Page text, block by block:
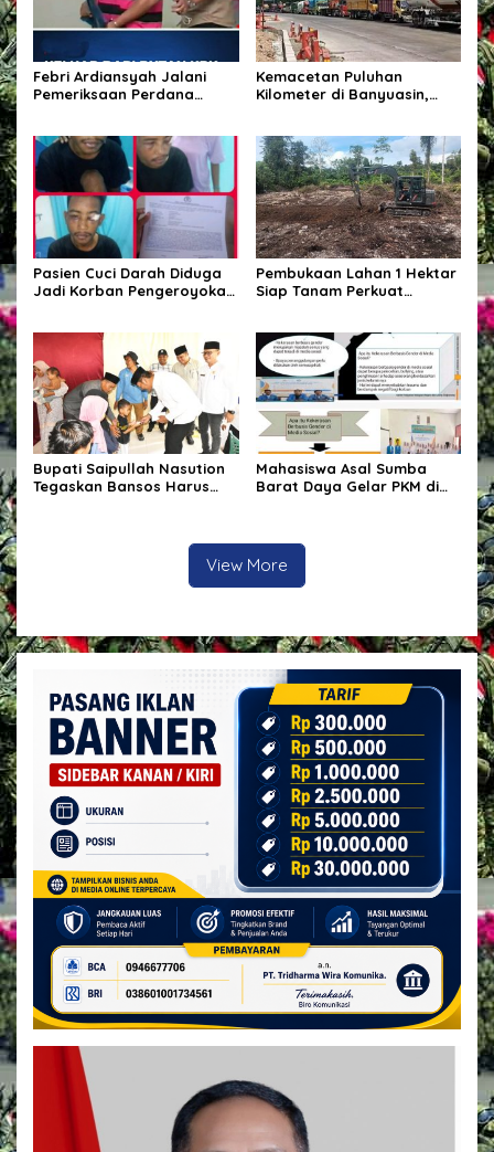
Febri Ardiansyah Jalani
Pemeriksaan Perdana
Kemacetan Puluhan
Kilometer di Banyuasin,
Dipercepat
Pasien Cuci Darah Diduga
Jadi Korban Pengeroyokan
Kasus
Pembukaan Lahan 1 Hektar
Siap Tanam Perkuat
Bupati Saipullah Nasution
Tegaskan Bansos Harus
Mahasiswa Asal Sumba
Barat Daya Gelar PKM di
Berbasis Gender di Media
Sosial
View More